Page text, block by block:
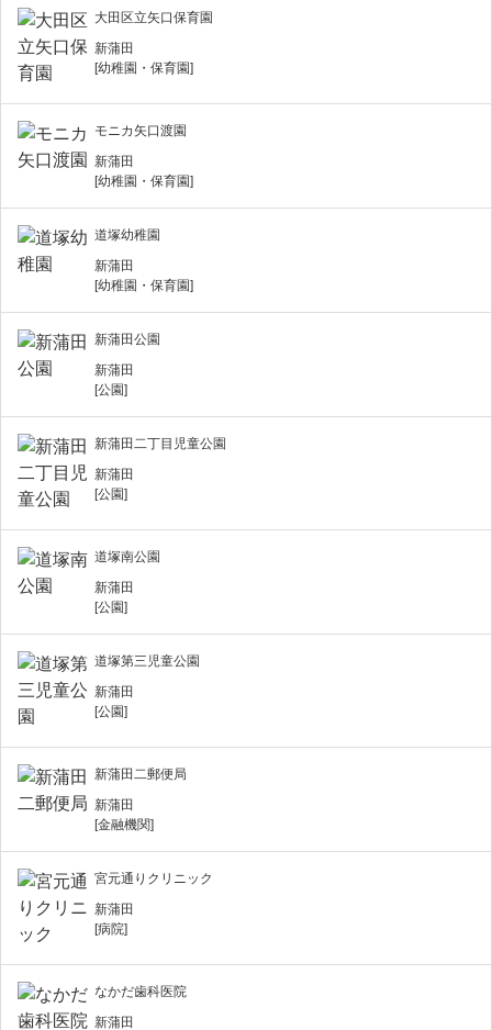
大田区立矢口保育園
新蒲田
[幼稚園・保育園]
モニカ矢口渡園
新蒲田
[幼稚園・保育園]
道塚幼稚園
新蒲田
[幼稚園・保育園]
新蒲田公園
新蒲田
[公園]
新蒲田二丁目児童公園
新蒲田
[公園]
道塚南公園
新蒲田
[公園]
道塚第三児童公園
新蒲田
[公園]
新蒲田二郵便局
新蒲田
[金融機関]
宮元通りクリニック
新蒲田
[病院]
なかだ歯科医院
新蒲田